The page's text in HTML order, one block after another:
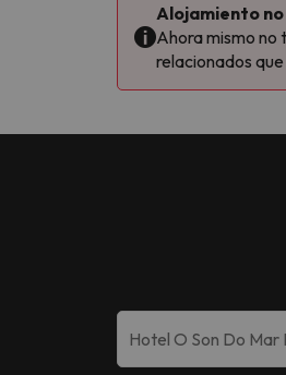
Alojamiento
Ahora mismo no
relacionados